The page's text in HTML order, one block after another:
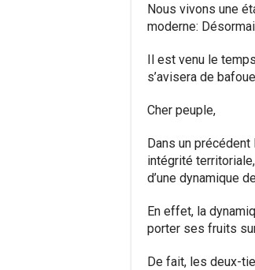
Nous vivons une
moderne:
Il est venu le
s’avisera de
Cher peuple,
Dans un précédent
intégrité
d’une dynamique
En effet, la
porter ses fruits
De fait, les deux-